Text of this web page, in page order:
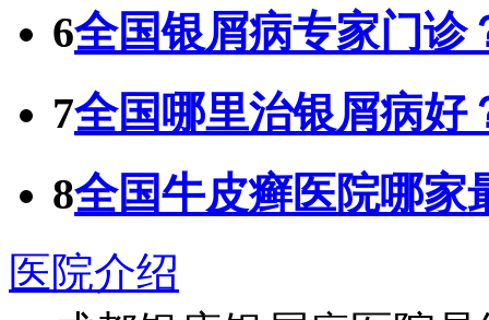
6全国银屑病专家门诊
7全国哪里治银屑病好
8全国牛皮癣医院哪家
医院介绍